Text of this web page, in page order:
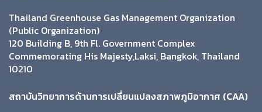
Thailand Greenhouse Gas Management Organization
(Public Organization)
120 Building B, 9th Fl. Government Complex
Commemorating His Majesty,Laksi, Bangkok, Thailand
10210
สถาบันวิทยาการด้านการเปลี่ยนแปลงสภาพภูมิอากาศ (CAA)